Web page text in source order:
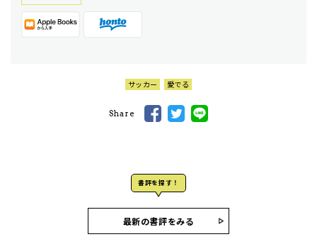
サッカー 愛でる
Share
書評を探す！
最新の書評をみる